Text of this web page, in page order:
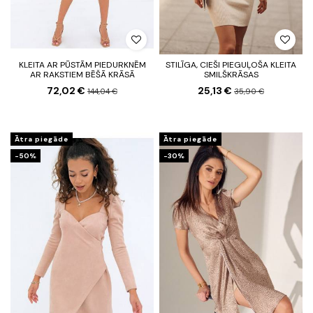
KLEITA AR PŪSTĀM PIEDURKNĒM
AR RAKSTIEM BĒŠĀ KRĀSĀ
72,02 € 144,04 €
STILĪGA, CIEŠI PIEGUĻOŠA KLEITA
SMILŠKRĀSAS
25,13 € 35,90 €
Ātra piegāde
-50%
Ātra piegāde
-30%